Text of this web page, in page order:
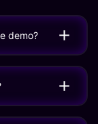
demo?